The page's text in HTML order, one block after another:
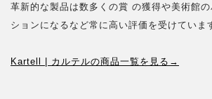
革新的な製品は数多くの賞 の獲得や美術館
ションになるなど常に高い評価を受けていま
Kartell | カルテルの商品一覧を見る→